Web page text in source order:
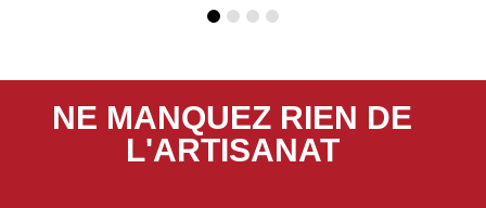
NE MANQUEZ RIEN DE
L'ARTISANAT